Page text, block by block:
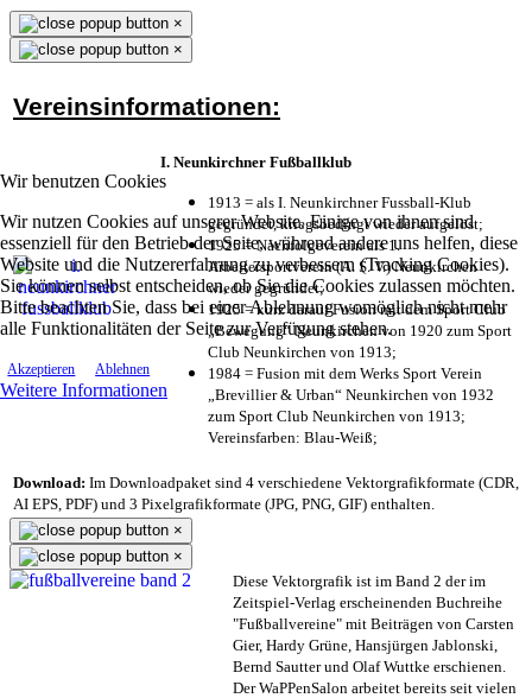
Wir benutzen Cookies
Wir nutzen Cookies auf unserer Website. Einige von ihnen sind
essenziell für den Betrieb der Seite, während andere uns helfen, diese
Website und die Nutzererfahrung zu verbessern (Tracking Cookies).
Sie können selbst entscheiden, ob Sie die Cookies zulassen möchten.
Bitte beachten Sie, dass bei einer Ablehnung womöglich nicht mehr
alle Funktionalitäten der Seite zur Verfügung stehen.
Akzeptieren Ablehnen
Weitere Informationen
×
×
Vereinsinformationen:
I. Neunkirchner Fußballklub
1913 = als I. Neunkirchner Fussball-Klub
gegründet, kriegsbedingt wieder aufgelöst;
1925 = Nachfolgeverein als 1.
Arbeitersportverein (A. S. V.) Neunkirchen
wieder gegründet;
1925 = kurz darauf Fusion mit dem Sport Club
„Bewegung“ Neunkirchen von 1920 zum Sport
Club Neunkirchen von 1913;
1984 = Fusion mit dem Werks Sport Verein
„Brevillier & Urban“ Neunkirchen von 1932
zum Sport Club Neunkirchen von 1913;
Vereinsfarben: Blau-Weiß;
Download: Im Downloadpaket sind 4 verschiedene Vektorgrafikformate (CDR,
AI EPS, PDF) und 3 Pixelgrafikformate (JPG, PNG, GIF) enthalten.
×
×
Diese Vektorgrafik ist im Band 2 der im
Zeitspiel-Verlag erscheinenden Buchreihe
"Fußballvereine" mit Beiträgen von Carsten
Gier, Hardy Grüne, Hansjürgen Jablonski,
Bernd Sautter und Olaf Wuttke erschienen.
Der WaPPenSalon arbeitet bereits seit vielen